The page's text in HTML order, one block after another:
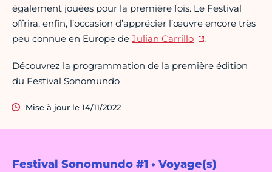
Festival Sonomundo #1 • Voyage(s)
également jouées pour la première fois. Le Festival
offrira, enfin, l’occasion d’apprécier l’œuvre encore très
peu connue en Europe de Julian Carrillo .
Découvrez la programmation de la première édition
du Festival Sonomundo
Mise à jour le 14/11/2022